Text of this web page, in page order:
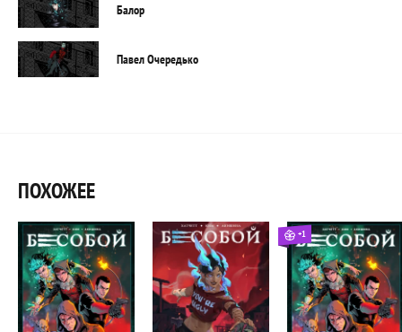
Балор
Павел Очередько
ПОХОЖЕЕ
+1